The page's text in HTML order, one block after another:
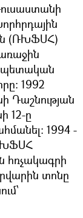
(ՌԽՖՍՀ)
պետական
1992
Դաշնության
12-ը
1994 -
հռչակագրի
տոնը